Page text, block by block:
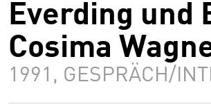
Everding und
Cosima
1991, GESPRÄCH/